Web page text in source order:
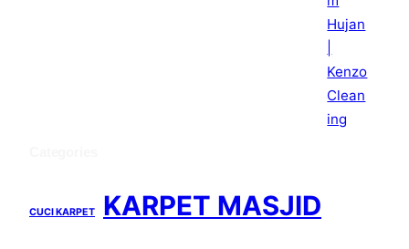
CUCI KARPET KARPET MASJID